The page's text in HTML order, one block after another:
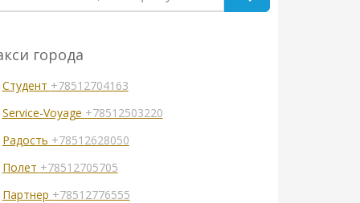
города
Студент +78512704163
Service-Voyage +78512503220
Радость +78512628050
Полет +78512705705
Партнер +78512776555